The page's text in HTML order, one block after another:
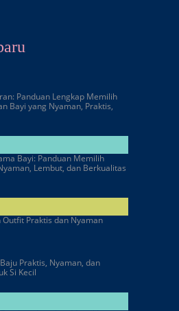
Panduan Lengkap Memilih
Bayi yang Nyaman, Praktis,
Bayi: Panduan Memilih
Lembut, dan Berkualitas
Outfit Praktis dan Nyaman
Praktis, Nyaman, dan
Si Kecil